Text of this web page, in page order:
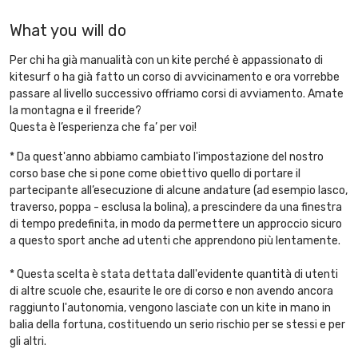
What you will do
Per chi ha già manualità con un kite perché è appassionato di
kitesurf o ha già fatto un corso di avvicinamento e ora vorrebbe
passare al livello successivo offriamo corsi di avviamento. Amate
la montagna e il freeride?
Questa è l’esperienza che fa’ per voi!
* Da quest'anno abbiamo cambiato l'impostazione del nostro
corso base che si pone come obiettivo quello di portare il
partecipante all’esecuzione di alcune andature (ad esempio lasco,
traverso, poppa - esclusa la bolina), a prescindere da una finestra
di tempo predefinita, in modo da permettere un approccio sicuro
a questo sport anche ad utenti che apprendono più lentamente.
* Questa scelta è stata dettata dall'evidente quantità di utenti
di altre scuole che, esaurite le ore di corso e non avendo ancora
raggiunto l'autonomia, vengono lasciate con un kite in mano in
balia della fortuna, costituendo un serio rischio per se stessi e per
gli altri.